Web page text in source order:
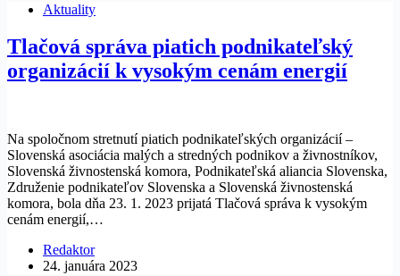
Aktuality
Tlačová správa piatich podnikateľský
organizácií k vysokým cenám energií
Na spoločnom stretnutí piatich podnikateľských organizácií –
Slovenská asociácia malých a stredných podnikov a živnostníkov,
Slovenská živnostenská komora, Podnikateľská aliancia Slovenska,
Združenie podnikateľov Slovenska a Slovenská živnostenská
komora, bola dňa 23. 1. 2023 prijatá Tlačová správa k vysokým
cenám energií,…
Redaktor
24. januára 2023